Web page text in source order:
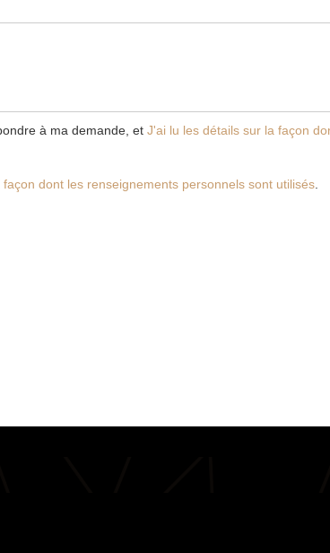
à ma demande, et J'ai lu les détails sur la façon
façon dont les renseignements personnels sont utilisés.